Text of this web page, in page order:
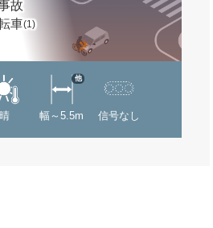
故
車(1)
晴 幅～5.5m
他
信号なし